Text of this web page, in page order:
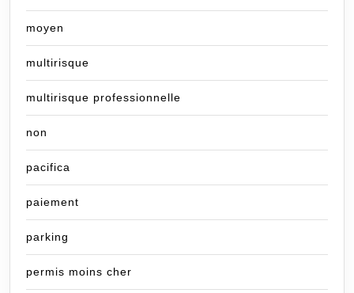
moyen
multirisque
multirisque professionnelle
non
pacifica
paiement
parking
permis moins cher